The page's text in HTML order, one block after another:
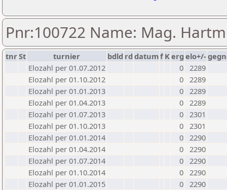
Pnr:100722 Name: Mag.
tnrSt turnier bdld rd datumf Kerg elo+/-
Elozahl per 01.07.2012
0 2289
Elozahl per 01.10.2012
0 2289
Elozahl per 01.01.2013
0 2289
Elozahl per 01.04.2013
0 2289
Elozahl per 01.07.2013
0 2301
Elozahl per 01.10.2013
0 2301
Elozahl per 01.01.2014
0 2290
Elozahl per 01.04.2014
0 2290
Elozahl per 01.07.2014
0 2290
Elozahl per 01.10.2014
0 2290
Elozahl per 01.01.2015
0 2290